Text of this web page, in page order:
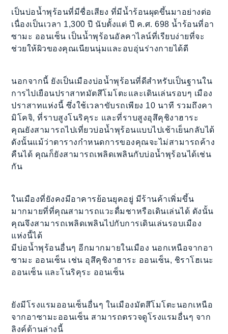
เป็นบ่อน้ำพุร้อนที่มีชื่อเสียง ที่มีน้ำร้อนผุดขึ้นมาอย่างต่อ
เนื่องเป็นเวลา 1,300 ปี นับตั้งแต่ ปี ค.ศ. 698 น้ำร้อนที่อา
ซามะ ออนเซ็น เป็นน้ำพุร้อนอัลคาไลน์ที่เรียบง่ายที่จะ
ช่วยให้ผิวของคุณเนียนนุ่มและอบอุ่นร่างกายได้ดี
นอกจากนี้ ยังเป็นเมืองบ่อน้ำพุร้อนที่ดีสำหรับเป็นฐานใน
การไปเยือนปราสาทมัตสึโมโตะและเดินเล่นรอบๆ เมือง
ปราสาทแห่งนี้ ซึ่งใช้เวลาขับรถเพียง 10 นาที รวมถึงคา
มิโคจิ, ที่ราบสูงโนริคุระ และที่ราบสูงอุสึคุชิงาฮาระ
คุณยังสามารถไปเที่ยวบ่อน้ำพุร้อนแบบไปเช้าเย็นกลับได้
ดังนั้นแม้ว่าตารางกำหนดการของคุณจะไม่สามารถค้าง
คืนได้ คุณก็ยังสามารถเพลิดเพลินกับบ่อน้ำพุร้อนได้เช่น
กัน
ในเมืองที่ยังคงมีอาคารย้อนยุคอยู่ มีร้านค้าเพิ่มขึ้น
มากมายที่ที่คุณสามารถแวะดื่มชาหรือเดินเล่นได้ ดังนั้น
คุณจึงสามารถเพลิดเพลินไปกับการเดินเล่นรอบเมือง
แห่งนี้ได้
มีบ่อน้ำพุร้อนอื่นๆ อีกมากมายในเมือง นอกเหนือจากอา
ซามะ ออนเซ็น เช่น อุสึคุชิงาฮาระ ออนเซ็น, ชิราโฮเนะ
ออนเซ็น และโนริคุระ ออนเซ็น
ยังมีโรงแรมออนเซ็นอื่นๆ ในเมืองมัตสึโมโตะนอกเหนือ
จากอาซามะออนเซ็น สามารถตรวจดูโรงแรมอื่นๆ จาก
ลิงค์ด้านล่างนี้